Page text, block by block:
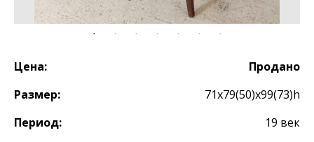
Цена:
Продано
Размер:
71х79(50)х99(73)h
Период:
19 век